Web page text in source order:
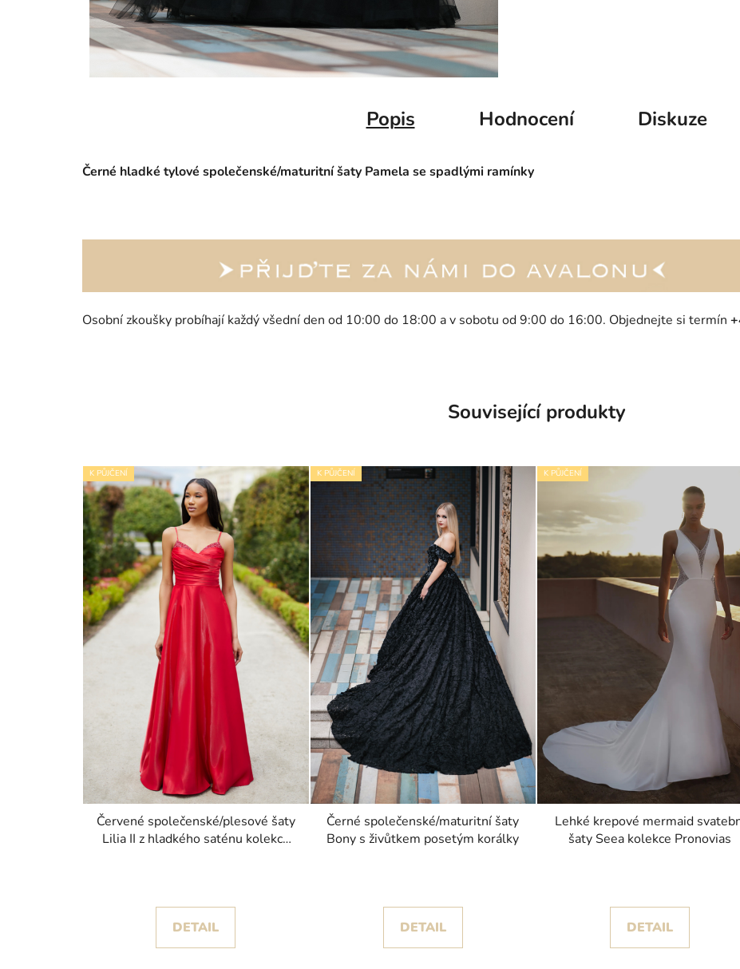
Popis Hodnocení Diskuze
Černé hladké tylové společenské/maturitní šaty Pamela se spadlými ramínky
Osobní zkoušky probíhají každý všední den od 10:00 do 18:00 a v sobotu od 9:00 do 16:00. Objednejte si termín
Související produkty
K PŮJČENÍ
Červené společenské/plesové šaty
Lilia II z hladkého saténu kolekce
DETAIL
K PŮJČENÍ
Černé společenské/maturitní šaty
Bony s živůtkem posetým korálky
DETAIL
K PŮJČENÍ
Lehké krepové mermaid
šaty Seea kolekce Pronovias
DETAIL